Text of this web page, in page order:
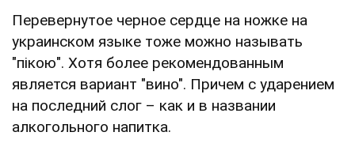
Перевернутое черное сердце на ножке на
украинском языке тоже можно называть
"пікою". Хотя более рекомендованным
является вариант "вино". Причем с ударением
на последний слог – как и в названии
алкогольного напитка.